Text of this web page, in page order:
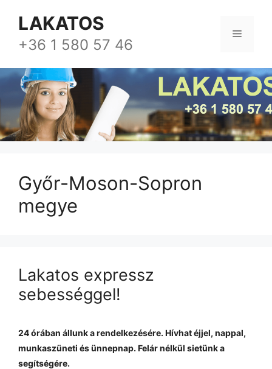
tartalomba
LAKATOS
+36 1 580 57 46
Menü
Győr-Moson-Sopron
megye
Lakatos expressz
sebességgel!
24 órában állunk a rendelkezésére. Hívhat éjjel, nappal,
munkaszüneti és ünnepnap. Felár nélkül sietünk a
segítségére.